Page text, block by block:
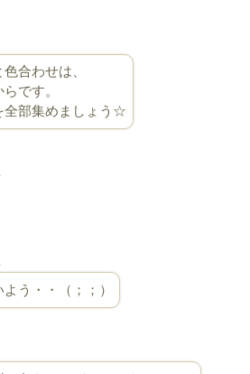
合わせは、
です。
全部集めましょう☆
う・・（；；）